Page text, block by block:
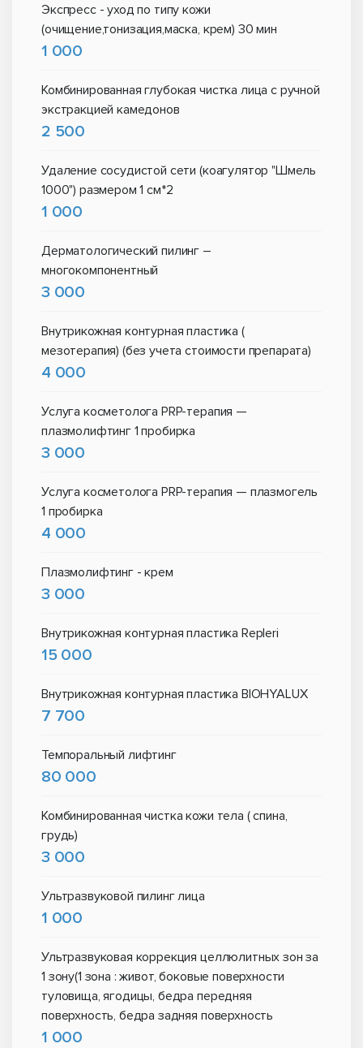
Экспресс - уход по типу кожи
(очищение,тонизация,маска, крем) 30 мин
1 000
Комбинированная глубокая чистка лица с ручной
экстракцией камедонов
2 500
Удаление сосудистой сети (коагулятор "Шмель
1000") размером 1 см*2
1 000
Дерматологический пилинг –
многокомпонентный
3 000
Внутрикожная контурная пластика (
мезотерапия) (без учета стоимости препарата)
4 000
Услуга косметолога PRP-терапия —
плазмолифтинг 1 пробирка
3 000
Услуга косметолога PRP-терапия — плазмогель
1 пробирка
4 000
Плазмолифтинг - крем
3 000
Внутрикожная контурная пластика Repleri
15 000
Внутрикожная контурная пластика BIOHYALUX
7 700
Темпоральный лифтинг
80 000
Комбинированная чистка кожи тела ( спина,
грудь)
3 000
Ультразвуковой пилинг лица
1 000
Ультразвуковая коррекция целлюлитных зон за
1 зону(1 зона : живот, боковые поверхности
туловища, ягодицы, бедра передняя
поверхность, бедра задняя поверхность
1 000